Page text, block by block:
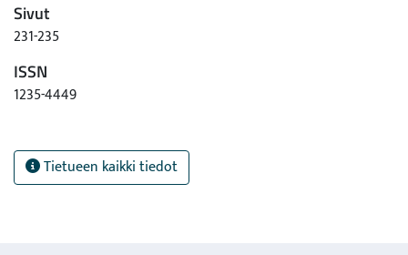
Sivut
231-235
ISSN
1235-4449
Tietueen kaikki tiedot